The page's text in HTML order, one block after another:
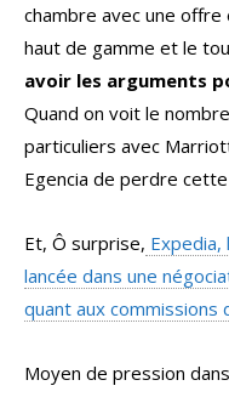
chambre avec une
haut de gamme et le
avoir les arguments
Quand on voit le
particuliers avec
Egencia de perdre
Et, Ô surprise, Expedia,
lancée dans une
quant aux commissions
Moyen de pression